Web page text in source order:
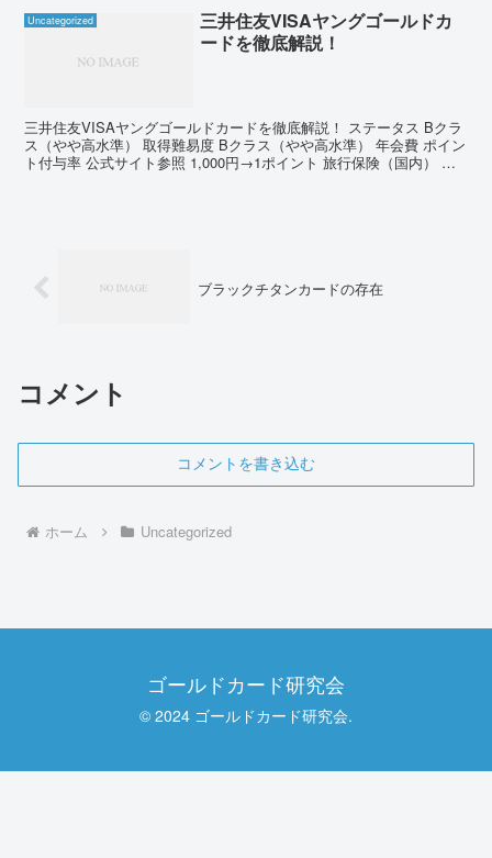
Uncategorized
三井住友VISAヤングゴールドカ
ードを徹底解説！
三井住友VISAヤングゴールドカードを徹底解説！ ステータス Bクラ
ス（やや高水準） 取得難易度 Bクラス（やや高水準） 年会費 ポイン
ト付与率 公式サイト参照 1,000円→1ポイント 旅行保険（国内） ポ
ブラックチタンカードの存在
コメント
コメントを書き込む
ホーム Uncategorized
ゴールドカード研究会
© 2024 ゴールドカード研究会.